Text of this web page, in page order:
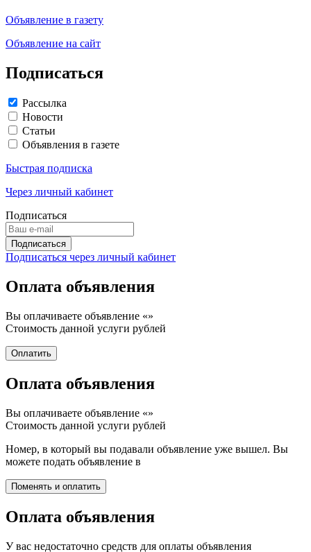
Объявление в газету
Объявление на сайт
Подписаться
Рассылка
Новости
Статьи
Объявления в газете
Быстрая подписка
Через личный кабинет
Подписаться
Подписаться через личный кабинет
Оплата объявления
Вы оплачиваете объявление «»
Стоимость данной услуги рублей
Оплата объявления
Вы оплачиваете объявление «»
Стоимость данной услуги рублей
Номер, в который вы подавали объявление уже вышел. Вы
можете подать объявление в
Оплата объявления
У вас недостаточно средств для оплаты объявления